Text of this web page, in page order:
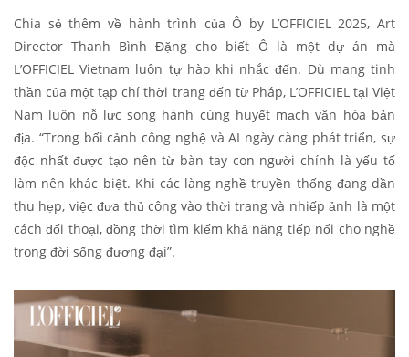
Chia sẻ thêm về hành trình của Ô by L’OFFICIEL 2025, Art
Director Thanh Bình Đặng cho biết Ô là một dự án mà
L’OFFICIEL Vietnam luôn tự hào khi nhắc đến. Dù mang tinh
thần của một tạp chí thời trang đến từ Pháp, L’OFFICIEL tại Việt
Nam luôn nỗ lực song hành cùng huyết mạch văn hóa bản
địa. “Trong bối cảnh công nghệ và AI ngày càng phát triển, sự
độc nhất được tạo nên từ bàn tay con người chính là yếu tố
làm nên khác biệt. Khi các làng nghề truyền thống đang dần
thu hẹp, việc đưa thủ công vào thời trang và nhiếp ảnh là một
cách đối thoại, đồng thời tìm kiếm khả năng tiếp nối cho nghề
trong đời sống đương đại”.